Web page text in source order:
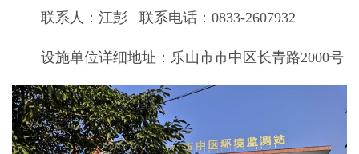
联系人：江彭 联系电话：0833-2607932
设施单位详细地址：乐山市市中区长青路2000号